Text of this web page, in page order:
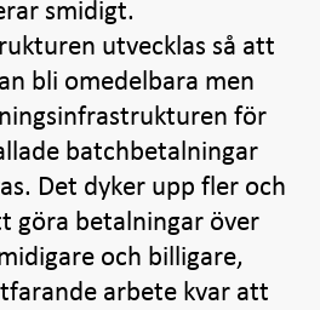
smidigt.
utvecklas så att
bli omedelbara men
för
batchbetalningar
Det dyker upp fler och
göra betalningar över
och billigare,
arbete kvar att